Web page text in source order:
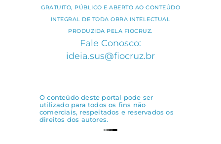
GRATUITO, PÚBLICO E ABERTO AO CONTEÚDO
INTEGRAL DE TODA OBRA INTELECTUAL
PRODUZIDA PELA FIOCRUZ.
Fale Conosco:
ideia.sus@fiocruz.br
O conteúdo deste portal pode ser
utilizado para todos os fins não
comerciais, respeitados e reservados os
direitos dos autores.